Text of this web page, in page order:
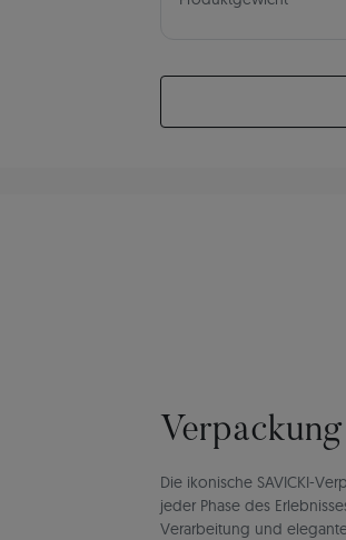
Die ikonische SAVICKI-
jeder Phase des
Verarbeitung und